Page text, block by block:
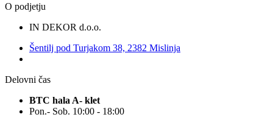
O podjetju
IN DEKOR d.o.o.
Šentilj pod Turjakom 38, 2382 Mislinja
Delovni čas
BTC hala A- klet
Pon.- Sob. 10:00 - 18:00